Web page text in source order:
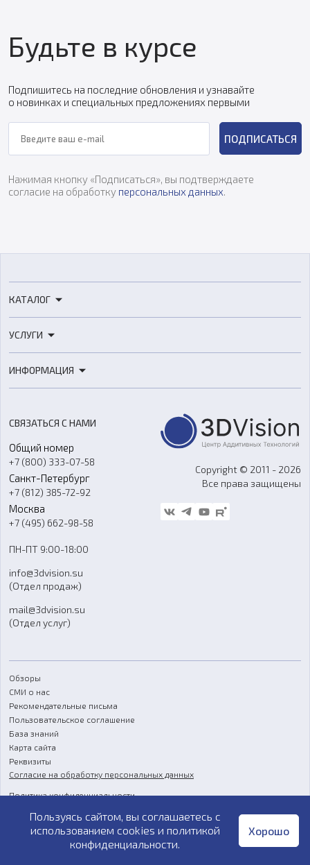
Будьте в курсе
Подпишитесь на последние обновления и узнавайте
о новинках и специальных предложениях первыми
ПОДПИСАТЬСЯ
Нажимая кнопку «Подписаться», вы подтверждаете
согласие на обработку персональных данных.
КАТАЛОГ
3D-сканеры
Расходные материалы
Оборудование и материалы для вакуумного литья
Аксессуары и прочее оборудование
Программное обеспечение
УСЛУГИ
3D-моделирование
Ремонт и услуги
ИНФОРМАЦИЯ
О компании
Контакты
Гос. закупки
Стать дилером
Блог
FAQ
СВЯЗАТЬСЯ С НАМИ
Общий номер
+7 (800) 333-07-58
Санкт-Петербург
+7 (812) 385-72-92
Москва
+7 (495) 662-98-58
ПН-ПТ 9:00-18:00
info@3dvision.su
(Отдел продаж)
mail@3dvision.su
(Отдел услуг)
Copyright © 2011 - 2026
Все права защищены
Обзоры
СМИ о нас
Рекомендательные письма
Пользовательское соглашение
База знаний
Карта сайта
Реквизиты
Согласие на обработку персональных данных
Политика конфиденциальности
Публичная оферта
Пользуясь сайтом, вы соглашаетесь с
использованием cookies и политикой
конфиденциальности.
Хорошо